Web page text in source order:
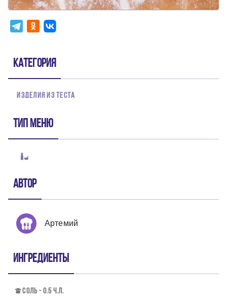
Категория
ИЗДЕЛИЯ ИЗ ТЕСТА
Тип меню
Автор
Артемий
Ингредиенты
СОЛЬ - 0.5 Ч.Л.